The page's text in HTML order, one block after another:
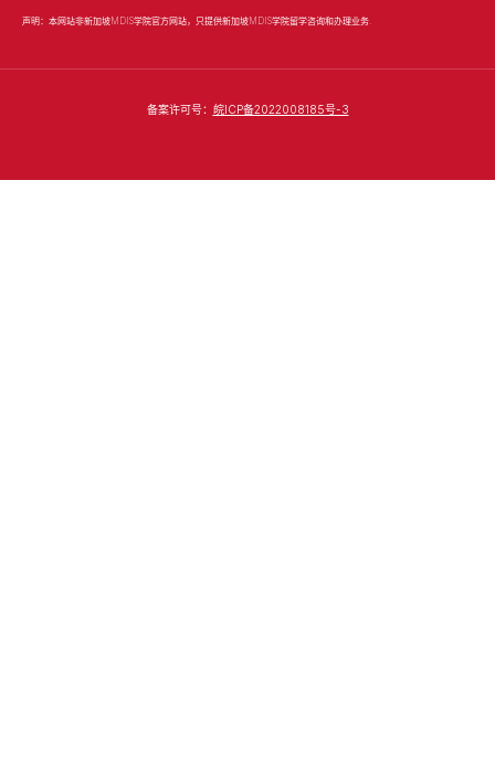
声明：本网站非新加坡MDIS学院官方网站，只提供新加坡MDIS学院留学咨询和办理业务.
备案许可号： 皖ICP备2022008185号-3